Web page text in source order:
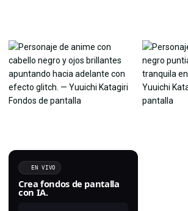
EN VIVO
Crea fondos de pantalla
con IA.